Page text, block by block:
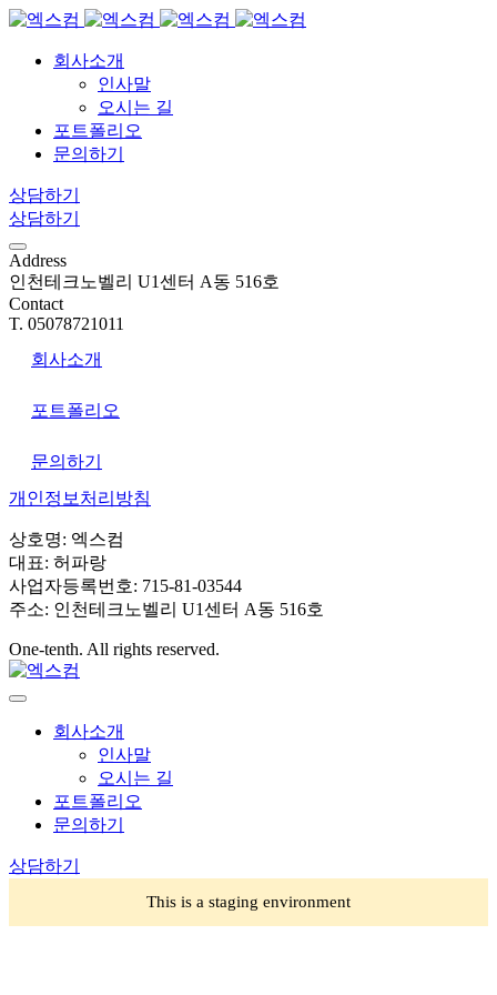
회사소개
인사말
오시는 길
포트폴리오
문의하기
상담하기
상담하기
Address
인천테크노벨리 U1센터 A동 516호
Contact
T. 05078721011
회사소개
포트폴리오
문의하기
개인정보처리방침
상호명: 엑스컴
대표: 허파랑
사업자등록번호: 715-81-03544
주소: 인천테크노벨리 U1센터 A동 516호
One-tenth. All rights reserved.
회사소개
인사말
오시는 길
포트폴리오
문의하기
상담하기
This is a staging environment